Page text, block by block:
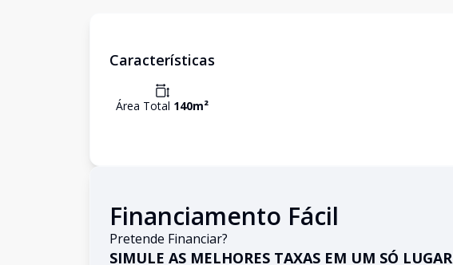
Características
Área Total 140m²
Financiamento Fácil
Pretende Financiar?
SIMULE AS MELHORES TAXAS EM UM SÓ LUGAR